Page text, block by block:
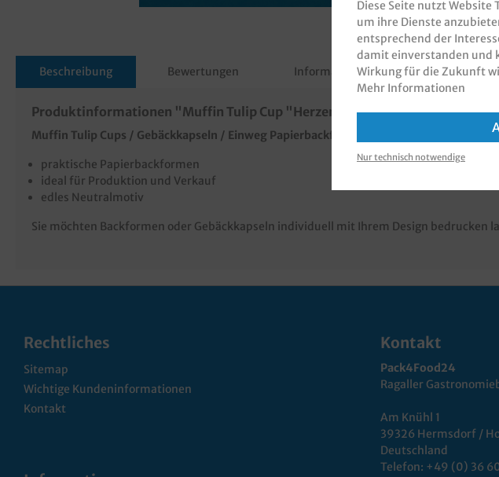
Beschreibung Bewertungen Informationen zur Produktsicherheit
Produktinformationen "Muffin Tulip Cup "Herzen" 5cm Boden 9cm hoch
Muffin Tulip Cups / Gebäckkapseln / Einweg Papierbackformen für Muffins und
praktische Papierbackformen
ideal für Produktion und Verkauf
edles Neutralmotiv
Sie möchten Backformen oder Gebäckkapseln individuell mit Ihrem Design bedrucken
Rechtliches
Sitemap
Wichtige Kundeninformationen
Kontakt
Kontakt
Pack4Food24
Ragaller
Am Knühl 1
39326 Hermsdorf /
Deutschland
Telefon: +49 (0) 36
Diese Seite nutzt
um ihre Dienste
entsprechend der
damit einverstanden und
Wirkung für die Zukunft
Mehr Informationen
Nur technisch notwendige